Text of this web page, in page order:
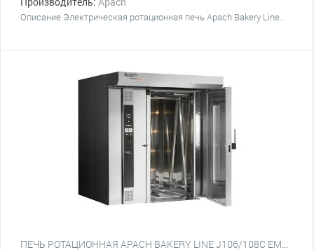
Описание Электрическая ротационная печь Apach Bakery Line...
ПЕЧЬ РОТАЦИОННАЯ APACH BAKERY LINE J106/108С EMPT3M ПЛАТФОРМА